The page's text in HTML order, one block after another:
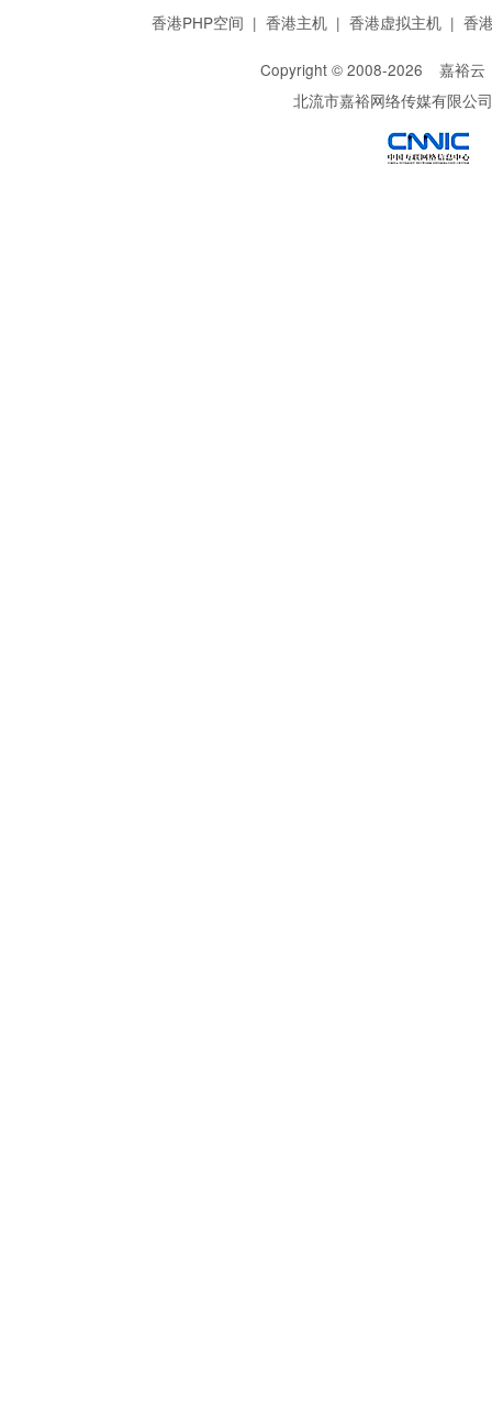
香港PHP空间 | 香港主机 | 香港虚拟主机 | 香
Copyright © 2008-2026 嘉裕云
北流市嘉裕网络传媒有限公司